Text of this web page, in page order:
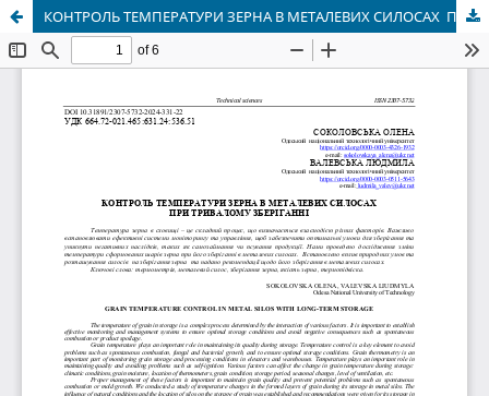
КОНТРОЛЬ ТЕМПЕРАТУРИ ЗЕРНА В МЕТАЛЕВИХ СИЛОСАХ ПРИ ТРИВАЛОМУ ЗБЕРІГАННІ